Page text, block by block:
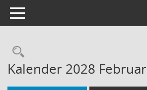
Toggle navigation
Rechercheauswahl
Kalender 2028 Februar